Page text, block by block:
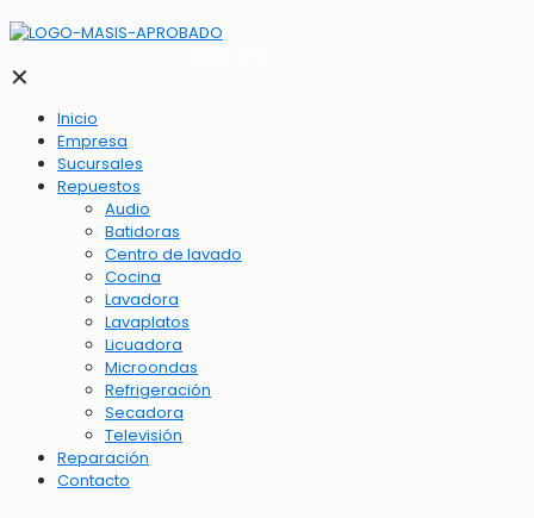
✕
Inicio
Empresa
Sucursales
Repuestos
Audio
Batidoras
Centro de lavado
Cocina
Lavadora
Lavaplatos
Licuadora
Microondas
Refrigeración
Secadora
Televisión
Reparación
Contacto